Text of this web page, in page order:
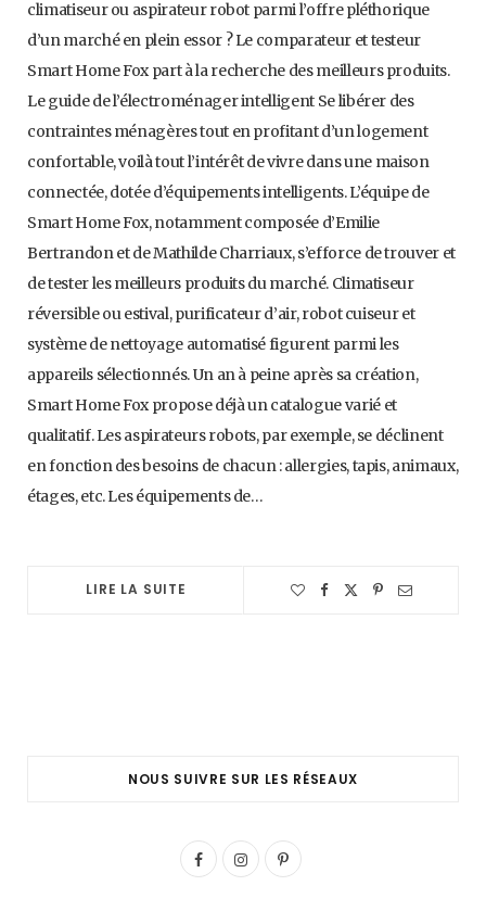
climatiseur ou aspirateur robot parmi l’offre pléthorique
d’un marché en plein essor ? Le comparateur et testeur
Smart Home Fox part à la recherche des meilleurs produits.
Le guide de l’électroménager intelligent Se libérer des
contraintes ménagères tout en profitant d’un logement
confortable, voilà tout l’intérêt de vivre dans une maison
connectée, dotée d’équipements intelligents. L’équipe de
Smart Home Fox, notamment composée d’Emilie
Bertrandon et de Mathilde Charriaux, s’efforce de trouver et
de tester les meilleurs produits du marché. Climatiseur
réversible ou estival, purificateur d’air, robot cuiseur et
système de nettoyage automatisé figurent parmi les
appareils sélectionnés. Un an à peine après sa création,
Smart Home Fox propose déjà un catalogue varié et
qualitatif. Les aspirateurs robots, par exemple, se déclinent
en fonction des besoins de chacun : allergies, tapis, animaux,
étages, etc. Les équipements de…
LIRE LA SUITE
NOUS SUIVRE SUR LES RÉSEAUX
F
I
P